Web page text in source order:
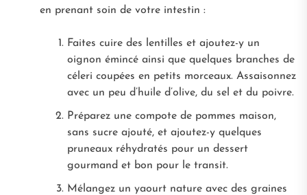
en prenant soin de votre intestin :
Faites cuire des lentilles et ajoutez-y un
oignon émincé ainsi que quelques branches de
céleri coupées en petits morceaux. Assaisonnez
avec un peu d’huile d’olive, du sel et du poivre.
Préparez une compote de pommes maison,
sans sucre ajouté, et ajoutez-y quelques
pruneaux réhydratés pour un dessert
gourmand et bon pour le transit.
Mélangez un yaourt nature avec des graines